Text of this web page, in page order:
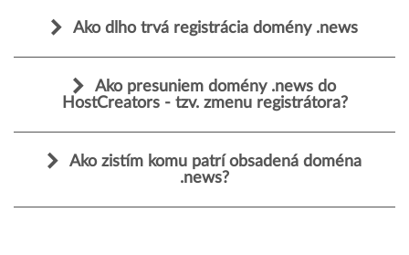
Ako dlho trvá registrácia domény .news
Ako presuniem domény .news do
HostCreators - tzv. zmenu registrátora?
Ako zistím komu patrí obsadená doména
.news?